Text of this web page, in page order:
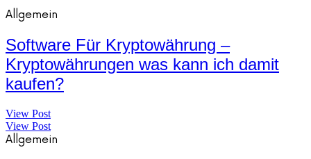
Allgemein
Software Für Kryptowährung –
Kryptowährungen was kann ich damit
kaufen?
View Post
View Post
Allgemein